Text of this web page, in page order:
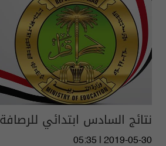
نتائج السادس ابتدائي للرصافة
05:35 | 2019-05-30